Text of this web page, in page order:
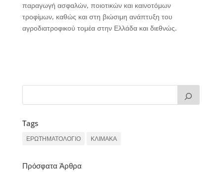
παραγωγή ασφαλών, ποιοτικών και καινοτόμων
τροφίμων, καθώς και στη βιώσιμη ανάπτυξη του
αγροδιατροφικού τομέα στην Ελλάδα και διεθνώς.
Tags
ΕΡΩΤΗΜΑΤΟΛΟΓΙΟ ΚΛΙΜΑΚΑ
Πρόσφατα Άρθρα